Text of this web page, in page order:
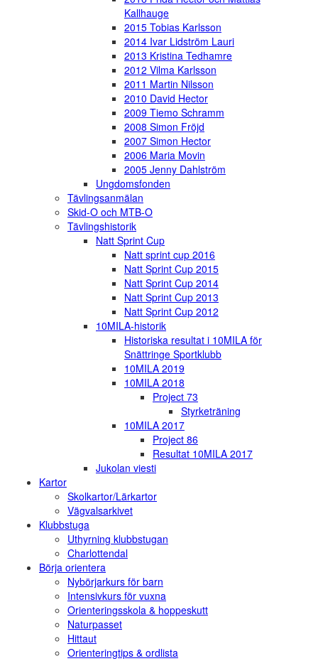
Kallhauge
2015 Tobias Karlsson
2014 Ivar Lidström Lauri
2013 Kristina Tedhamre
2012 Vilma Karlsson
2011 Martin Nilsson
2010 David Hector
2009 Tiemo Schramm
2008 Simon Fröjd
2007 Simon Hector
2006 Maria Movin
2005 Jenny Dahlström
Ungdomsfonden
Tävlingsanmälan
Skid-O och MTB-O
Tävlingshistorik
Natt Sprint Cup
Natt sprint cup 2016
Natt Sprint Cup 2015
Natt Sprint Cup 2014
Natt Sprint Cup 2013
Natt Sprint Cup 2012
10MILA-historik
Historiska resultat i 10MILA för
Snättringe Sportklubb
10MILA 2019
10MILA 2018
Project 73
Styrketräning
10MILA 2017
Project 86
Resultat 10MILA 2017
Jukolan viesti
Kartor
Skolkartor/Lärkartor
Vägvalsarkivet
Klubbstuga
Uthyrning klubbstugan
Charlottendal
Börja orientera
Nybörjarkurs för barn
Intensivkurs för vuxna
Orienteringsskola & hoppeskutt
Naturpasset
Hittaut
Orienteringtips & ordlista